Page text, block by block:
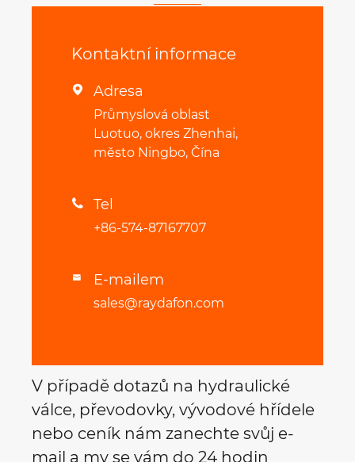
Kontaktní informace
 Adresa
Průmyslová oblast
Luotuo, okres Zhenhai,
město Ningbo, Čína
 Tel
+86-574-87167707
 E-mailem
sales@raydafon.com
V případě dotazů na hydraulické
válce, převodovky, vývodové hřídele
nebo ceník nám zanechte svůj e-
mail a my se vám do 24 hodin